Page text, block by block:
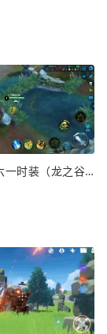
龙之谷手游六一时装（龙之谷手游六一时装怎么样）